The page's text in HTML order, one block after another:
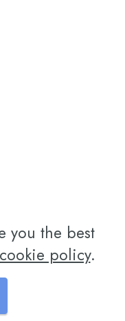
you the best
cookie policy.